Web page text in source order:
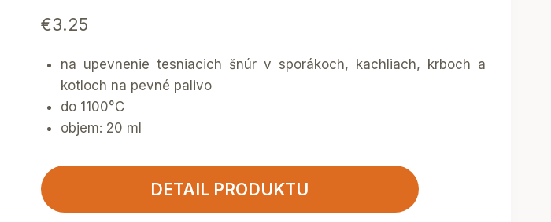
€3.25
na upevnenie tesniacich šnúr v sporákoch, kachliach, krboch a
kotloch na pevné palivo
do 1100°C
objem: 20 ml
DETAIL PRODUKTU